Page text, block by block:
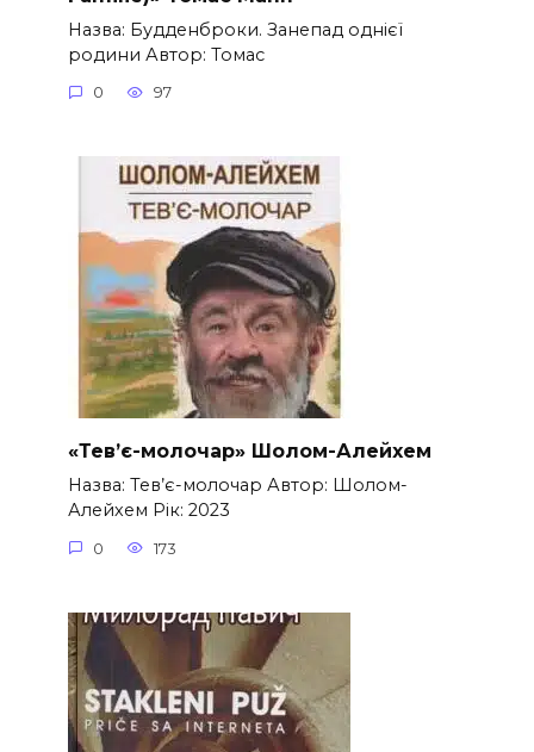
Назва: Будденброки. Занепад однієї
родини Автор: Томас
0 97
«Тев’є-молочар» Шолом-Алейхем
Назва: Тев’є-молочар Автор: Шолом-
Алейхем Рік: 2023
0 173